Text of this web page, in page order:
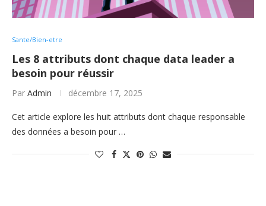
Sante/Bien-etre
Les 8 attributs dont chaque data leader a
besoin pour réussir
Par Admin décembre 17, 2025
Cet article explore les huit attributs dont chaque responsable
des données a besoin pour …